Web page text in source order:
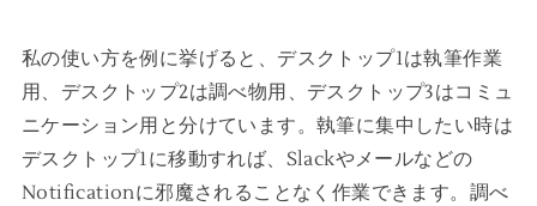
私の使い方を例に挙げると、デスクトップ1は執筆作業
用、デスクトップ2は調べ物用、デスクトップ3はコミュ
ニケーション用と分けています。執筆に集中したい時は
デスクトップ1に移動すれば、Slackやメールなどの
Notificationに邪魔されることなく作業できます。調べ